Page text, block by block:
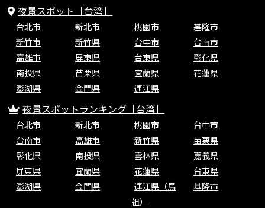
夜景スポット［台湾］
台北市 新北市 桃園市
基隆市
新竹市
新竹県 台中市
台南市
高雄市
屏東県 台東県
彰化県
南投県
苗栗県 宜蘭県
花蓮県
澎湖県
金門県 連江県
夜景スポットランキング［台湾］
台北市 新北市 桃園市
台中市
台南市
高雄市 新竹県
苗栗県
彰化県
南投県 雲林県
嘉義県
屏東県
宜蘭県 花蓮県
台東県
澎湖県
金門県
連江県（馬
祖）
基隆市